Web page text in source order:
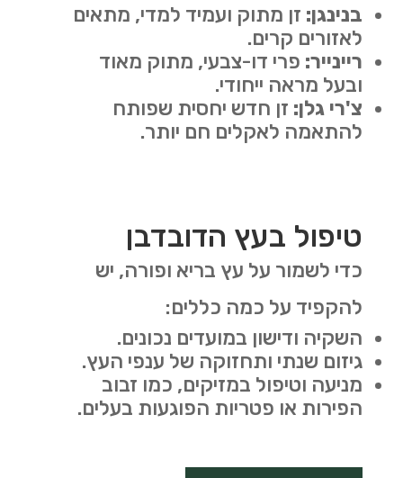
בנינגן: זן מתוק ועמיד למדי, מתאים
לאזורים קרים.
ריינייר: פרי דו-צבעי, מתוק מאוד
ובעל מראה ייחודי.
צ'רי גלן: זן חדש יחסית שפותח
להתאמה לאקלים חם יותר.
טיפול בעץ הדובדבן
כדי לשמור על עץ בריא ופורה, יש
להקפיד על כמה כללים:
השקיה ודישון במועדים נכונים.
גיזום שנתי ותחזוקה של ענפי העץ.
מניעה וטיפול במזיקים, כמו זבוב
הפירות או פטריות הפוגעות בעלים.